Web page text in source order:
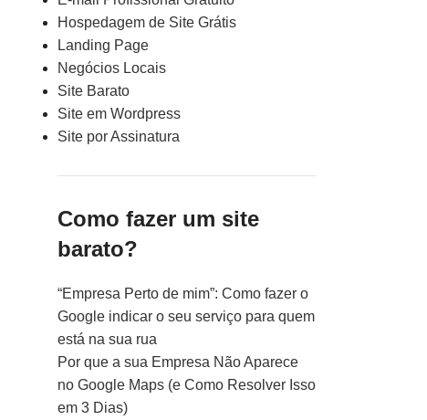
Hospedagem de Site Grátis
Landing Page
Negócios Locais
Site Barato
Site em Wordpress
Site por Assinatura
Como fazer um site
barato?
“Empresa Perto de mim”: Como fazer o
Google indicar o seu serviço para quem
está na sua rua
Por que a sua Empresa Não Aparece
no Google Maps (e Como Resolver Isso
em 3 Dias)